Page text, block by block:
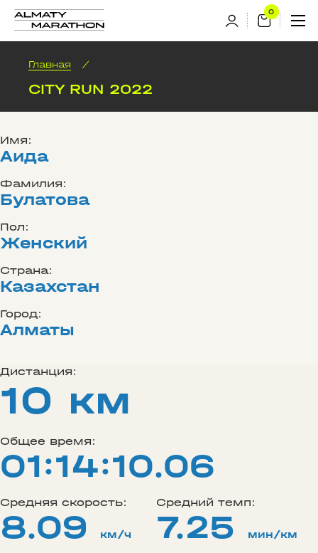
Главная /
CITY RUN 2022
Имя:
Аида
Фамилия:
Булатова
Пол:
Женский
Страна:
Казахстан
Город:
Алматы
Дистанция:
10 км
Общее время:
01:14:10.06
Средняя скорость:
8.09 км/ч
Средний темп:
7.25 мин/км